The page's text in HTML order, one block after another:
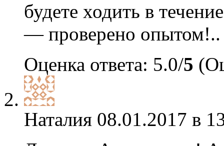
будете ходить в
— проверено опытом!..
Оценка ответа: 5.0/5
Наталия 08.01.2017 в